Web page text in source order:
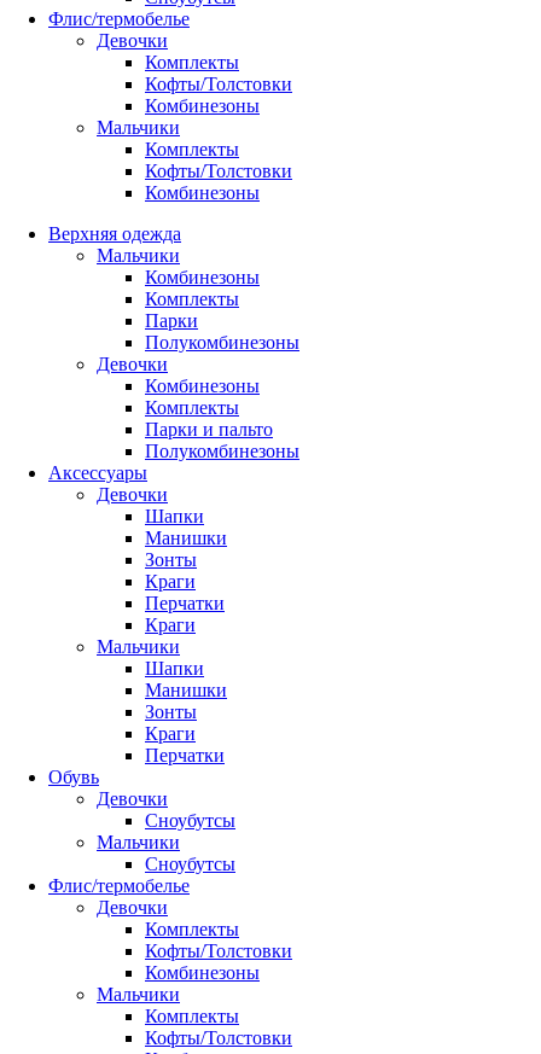
Флис/термобелье
Девочки
Комплекты
Кофты/Толстовки
Комбинезоны
Мальчики
Комплекты
Кофты/Толстовки
Комбинезоны
Верхняя одежда
Мальчики
Комбинезоны
Комплекты
Парки
Полукомбинезоны
Девочки
Комбинезоны
Комплекты
Парки и пальто
Полукомбинезоны
Аксессуары
Девочки
Шапки
Манишки
Зонты
Краги
Перчатки
Краги
Мальчики
Шапки
Манишки
Зонты
Краги
Перчатки
Обувь
Девочки
Сноубутсы
Мальчики
Сноубутсы
Флис/термобелье
Девочки
Комплекты
Кофты/Толстовки
Комбинезоны
Мальчики
Комплекты
Кофты/Толстовки